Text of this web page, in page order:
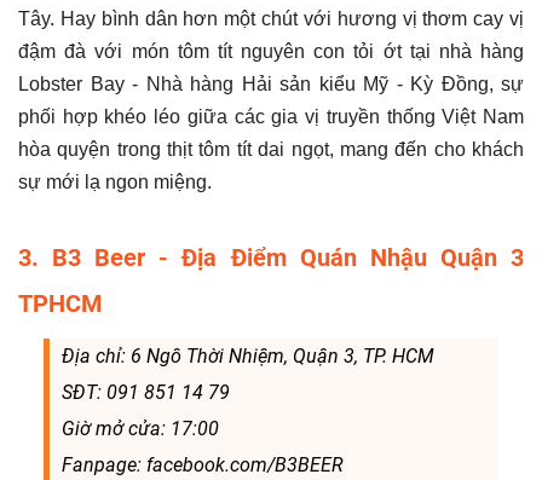
Tây. Hay bình dân hơn một chút với hương vị thơm cay vị
đậm đà với món tôm tít nguyên con tỏi ớt tại nhà hàng
Lobster Bay - Nhà hàng Hải sản kiểu Mỹ - Kỳ Đồng, sự
phối hợp khéo léo giữa các gia vị truyền thống Việt Nam
hòa quyện trong thịt tôm tít dai ngọt, mang đến cho khách
sự mới lạ ngon miệng.
3. B3 Beer - Địa Điểm Quán Nhậu Quận 3
TPHCM
Địa chỉ: 6 Ngô Thời Nhiệm, Quận 3, TP. HCM
SĐT: 091 851 14 79
Giờ mở cửa: 17:00
Fanpage: facebook.com/B3BEER